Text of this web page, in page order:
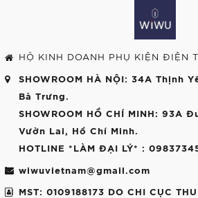
HỘ KINH DOANH PHỤ KIỆN ĐIỆN
SHOWROOM HÀ NỘI: 34A Thịnh
Bà Trưng.
SHOWROOM HỒ CHÍ MINH: 93A
Vườn Lai, Hồ Chí Minh.
HOTLINE *LÀM ĐẠI LÝ* :
wiwuvietnam@gmail.com
MST: 0109188173 DO CHI CỤC